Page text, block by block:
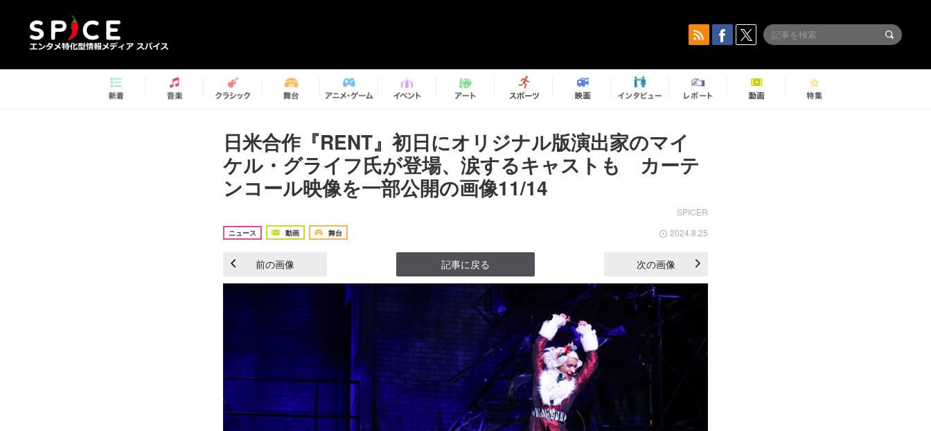
日米合作『RENT』初日にオリジナル版演出家のマイ
ケル・グライフ氏が登場、涙するキャストも カーテ
ンコール映像を一部公開の画像11/14
SPICER
ニュース 動画 舞台 2024.8.25
前の画像 記事に戻る 次の画像